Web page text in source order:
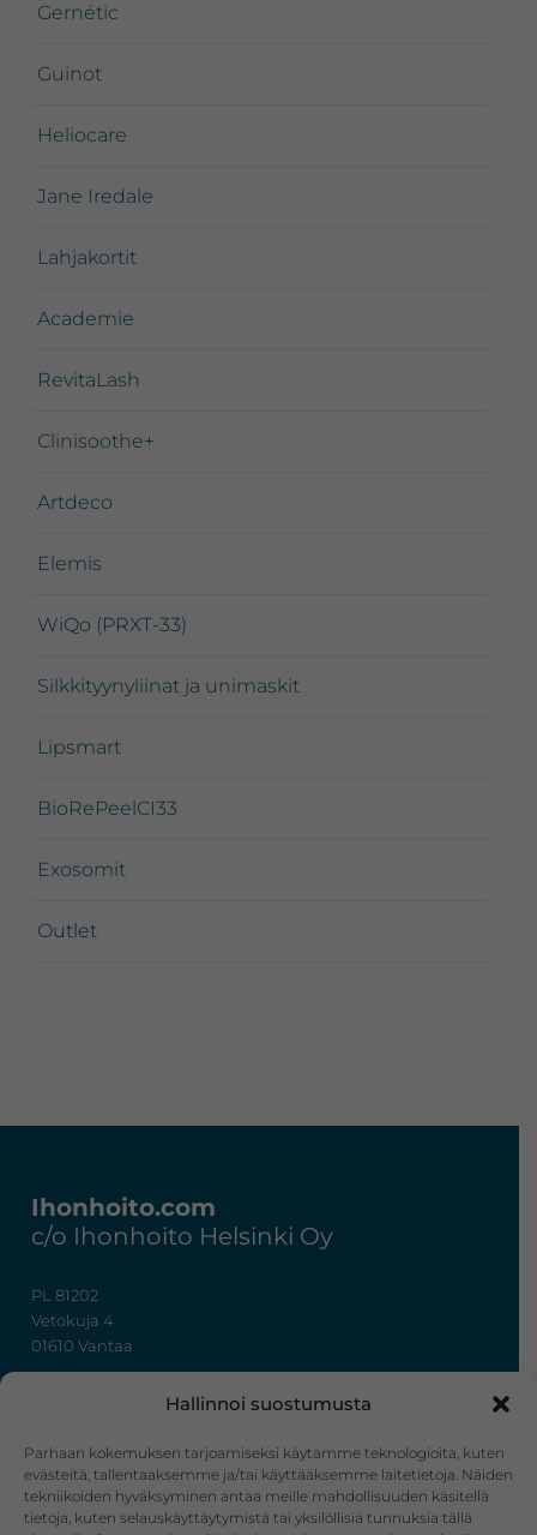
Hallinnoi suostumusta
Parhaan kokemuksen tarjoamiseksi käytämme teknologioita, kuten
evästeitä, tallentaaksemme ja/tai käyttääksemme laitetietoja. Näiden
tekniikoiden hyväksyminen antaa meille mahdollisuuden käsitellä
tietoja, kuten selauskäyttäytymistä tai yksilöllisiä tunnuksia tällä
Gernétic
Guinot
Heliocare
Jane Iredale
Lahjakortit
Academie
RevitaLash
Clinisoothe+
Artdeco
Elemis
WiQo (PRXT-33)
Silkkityynyliinat ja unimaskit
Lipsmart
BioRePeelCI33
Exosomit
Outlet
Ihonhoito.com
c/o Ihonhoito Helsinki Oy
PL 81202
Vetokuja 4
01610 Vantaa
info@ihonhoito.com
Facebook Instagram